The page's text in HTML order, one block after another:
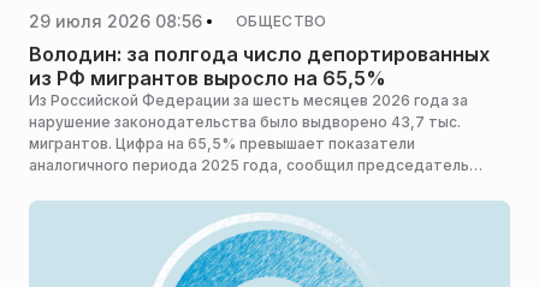
29 июля 2026 08:56 ОБЩЕСТВО
Володин: за полгода число депортированных
из РФ мигрантов выросло на 65,5%
Из Российской Федерации за шесть месяцев 2026 года за
нарушение законодательства было выдворено 43,7 тыс.
мигрантов. Цифра на 65,5% превышает показатели
аналогичного периода 2025 года, сообщил председатель